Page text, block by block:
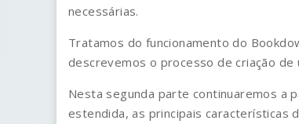
necessárias.
Tratamos do funcionamento do
descrevemos o processo de criação
Nesta segunda parte continuaremos a
estendida, as principais características